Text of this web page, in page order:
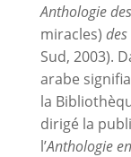
Anthologie
miracles) des
Sud, 2003).
arabe
la
dirigé la
l’Anthologie